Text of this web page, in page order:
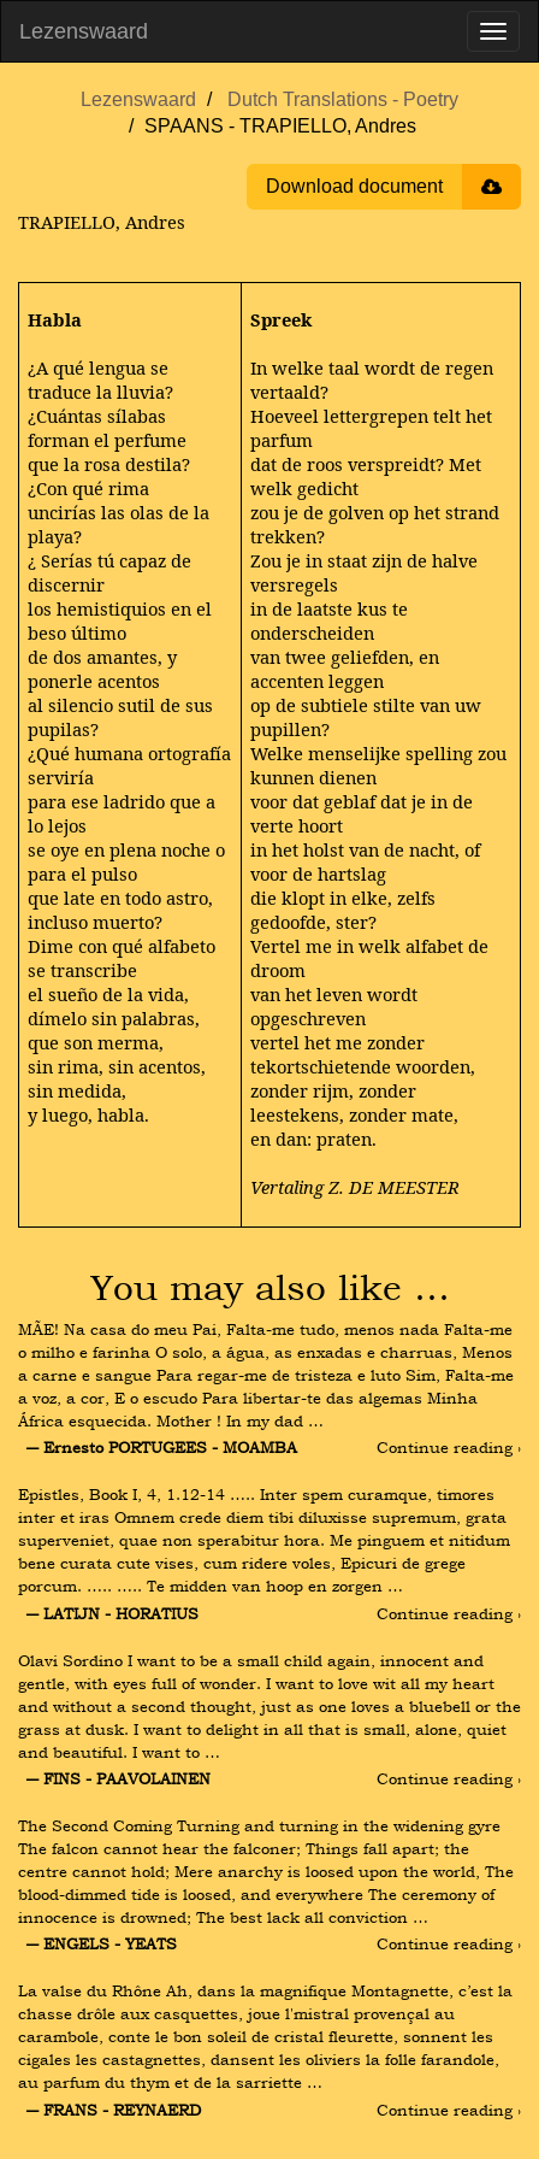
Lezenswaard
Lezenswaard
Dutch Translations - Poetry
SPAANS - TRAPIELLO, Andres
Download document
TRAPIELLO, Andres
Habla
¿A qué lengua se
traduce la lluvia?
¿Cuántas sílabas
forman el perfume
que la rosa destila?
¿Con qué rima
uncirías las olas de la
playa?
¿ Serías tú capaz de
discernir
los hemistiquios en el
beso último
de dos amantes, y
ponerle acentos
al silencio sutil de sus
pupilas?
¿Qué humana ortografía
serviría
para ese ladrido que a
lo lejos
se oye en plena noche o
para el pulso
que late en todo astro,
incluso muerto?
Dime con qué alfabeto
se transcribe
el sueño de la vida,
dímelo sin palabras,
que son merma,
sin rima, sin acentos,
sin medida,
y luego, habla.
Spreek
In welke taal wordt de regen
vertaald?
Hoeveel lettergrepen telt het
parfum
dat de roos verspreidt? Met
welk gedicht
zou je de golven op het strand
trekken?
Zou je in staat zijn de halve
versregels
in de laatste kus te
onderscheiden
van twee geliefden, en
accenten leggen
op de subtiele stilte van uw
pupillen?
Welke menselijke spelling zou
kunnen dienen
voor dat geblaf dat je in de
verte hoort
in het holst van de nacht, of
voor de hartslag
die klopt in elke, zelfs
gedoofde, ster?
Vertel me in welk alfabet de
droom
van het leven wordt
opgeschreven
vertel het me zonder
tekortschietende woorden,
zonder rijm, zonder
leestekens, zonder mate,
en dan: praten.
Vertaling Z. DE MEESTER
You may also like …
MÃE! Na casa do meu Pai, Falta-me tudo, menos nada Falta-me
o milho e farinha O solo, a água, as enxadas e charruas, Menos
a carne e sangue Para regar-me de tristeza e luto Sim, Falta-me
a voz, a cor, E o escudo Para libertar-te das algemas Minha
África esquecida. Mother ! In my dad …
― Ernesto PORTUGEES - MOAMBA
Continue reading ›
Epistles, Book I, 4, 1.12-14 ….. Inter spem curamque, timores
inter et iras Omnem crede diem tibi diluxisse supremum, grata
superveniet, quae non sperabitur hora. Me pinguem et nitidum
bene curata cute vises, cum ridere voles, Epicuri de grege
porcum. ….. ….. Te midden van hoop en zorgen …
― LATIJN - HORATIUS
Continue reading ›
Olavi Sordino I want to be a small child again, innocent and
gentle, with eyes full of wonder. I want to love wit all my heart
and without a second thought, just as one loves a bluebell or the
grass at dusk. I want to delight in all that is small, alone, quiet
and beautiful. I want to …
― FINS - PAAVOLAINEN
Continue reading ›
The Second Coming Turning and turning in the widening gyre
The falcon cannot hear the falconer; Things fall apart; the
centre cannot hold; Mere anarchy is loosed upon the world, The
blood-dimmed tide is loosed, and everywhere The ceremony of
innocence is drowned; The best lack all conviction …
― ENGELS - YEATS
Continue reading ›
La valse du Rhône Ah, dans la magnifique Montagnette, c’est la
chasse drôle aux casquettes, joue l'mistral provençal au
carambole, conte le bon soleil de cristal fleurette, sonnent les
cigales les castagnettes, dansent les oliviers la folle farandole,
au parfum du thym et de la sarriette …
― FRANS - REYNAERD
Continue reading ›